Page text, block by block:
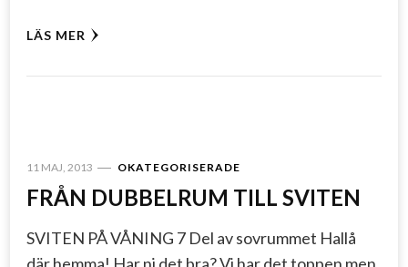
LÄS MER
11 MAJ, 2013 OKATEGORISERADE
FRÅN DUBBELRUM TILL SVITEN
SVITEN PÅ VÅNING 7 Del av sovrummet Hallå